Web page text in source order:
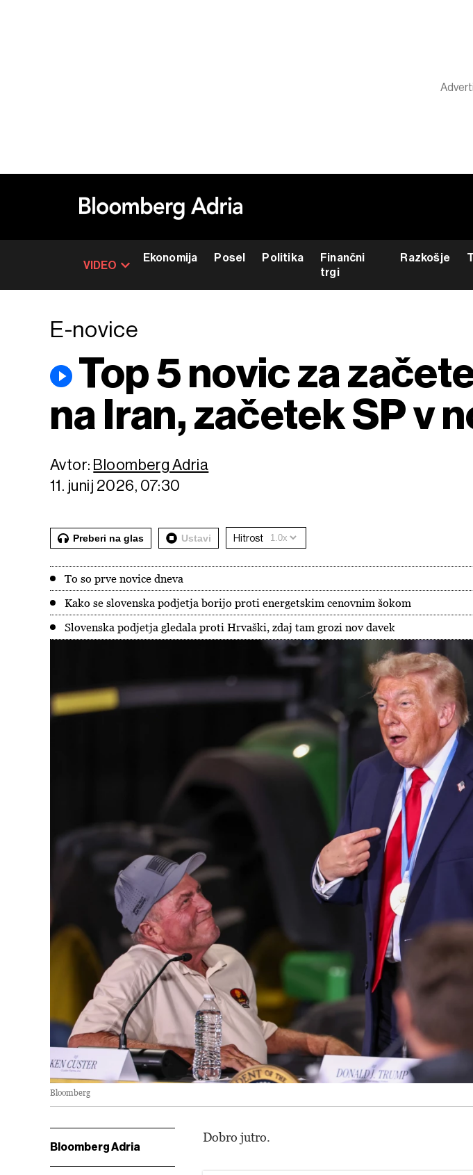
VIDEO
Ekonomija Posel Politika
Finančni
trgi
Razkošje
E-novice
Top 5 novic za
na Iran, začetek SP v
Avtor: Bloomberg Adria
11. junij 2026, 07:30
Preberi na glas Ustavi Hitrost
To so prve novice dneva
Kako se slovenska podjetja borijo proti energetskim cenovnim šokom
Slovenska podjetja gledala proti Hrvaški, zdaj tam grozi nov davek
Bloomberg
Bloomberg Adria
Dobro jutro.